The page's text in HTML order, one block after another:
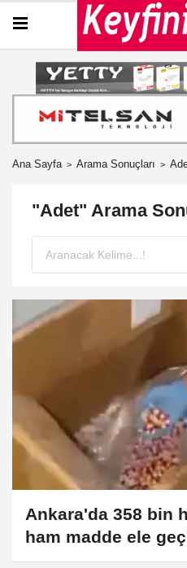
Ana Sayfa Arama Sonuçları
"Adet" Arama
Ankara'da 358 bin
ham madde ele